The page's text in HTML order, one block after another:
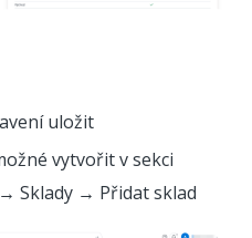
uložit
vytvořit v sekci
Sklady → Přidat sklad